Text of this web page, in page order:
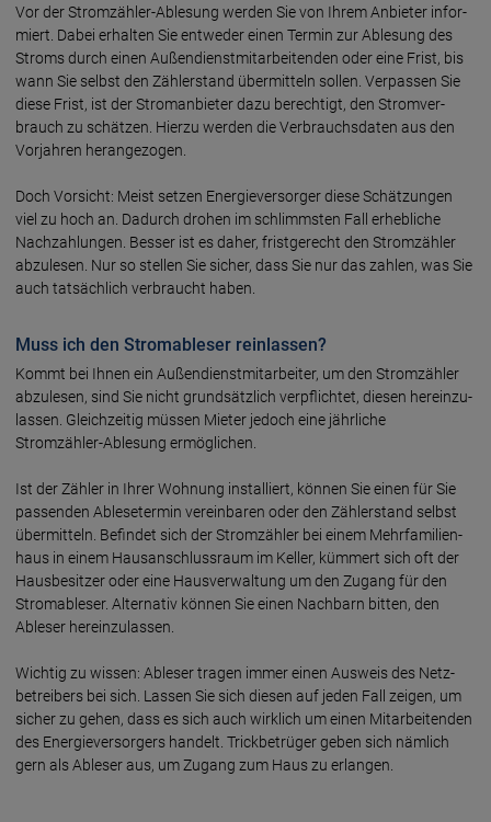
Vor der Stromzähler-Ablesung werden Sie von Ihrem Anbieter infor­
miert. Dabei erhalten Sie ent­weder einen Termin zur Able­sung des
Stroms durch einen Außen­dienst­mit­arbei­tenden oder eine Frist, bis
wann Sie selbst den Zähler­stand über­mitteln sollen. Ver­passen Sie
diese Frist, ist der Strom­an­bieter dazu be­rech­tigt, den Strom­ver­
brauch zu schätzen. Hierzu werden die Ver­brauchs­daten aus den
Vor­jahren heran­gezogen.
Doch Vorsicht: Meist setzen Energie­ver­sorger diese Schät­zungen
viel zu hoch an. Dadurch drohen im schlimmsten Fall erheb­liche
Nach­zah­lungen. Besser ist es daher, frist­gerecht den Strom­zähler
abzu­lesen. Nur so stellen Sie sicher, dass Sie nur das zahlen, was Sie
auch tat­sächlich ver­braucht haben.
Muss ich den Stromableser reinlassen?
Kommt bei Ihnen ein Außen­dienst­mit­arbeiter, um den Strom­zähler
abzu­lesen, sind Sie nicht grund­sätz­lich ver­pflich­tet, diesen herein­zu­
lassen. Gleich­zeitig müssen Mieter jedoch eine jähr­liche
Stromzähler-Ablesung ermöglichen.
Ist der Zähler in Ihrer Wohnung instal­liert, können Sie einen für Sie
passenden Ab­lese­termin ver­ein­baren oder den Zähler­stand selbst
über­mitteln. Befindet sich der Strom­zähler bei einem Mehr­familien­
haus in einem Haus­anschluss­raum im Keller, kümmert sich oft der
Haus­besitzer oder eine Haus­ver­waltung um den Zugang für den
Strom­ableser. Alter­nativ können Sie einen Nach­barn bitten, den
Ableser herein­zulassen.
Wichtig zu wissen: Ableser tragen immer einen Ausweis des Netz­
betrei­bers bei sich. Lassen Sie sich diesen auf jeden Fall zeigen, um
sicher zu gehen, dass es sich auch wirk­lich um einen Mit­arbei­tenden
des Ener­gie­ver­sorgers handelt. Trick­betrüger geben sich näm­lich
gern als Ableser aus, um Zugang zum Haus zu erlangen.